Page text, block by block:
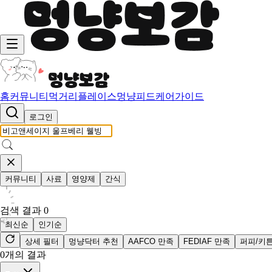
홈커뮤니티 먹거리 플레이스멍냥피드케어가이드
로그인
커뮤니티 사료 영양제 간식
검색 결과 0
최신순
인기순
상세 필터
멍냥닥터 추천 AAFCO 만족 FEDIAF 만족 퍼피/키
0개의 결과